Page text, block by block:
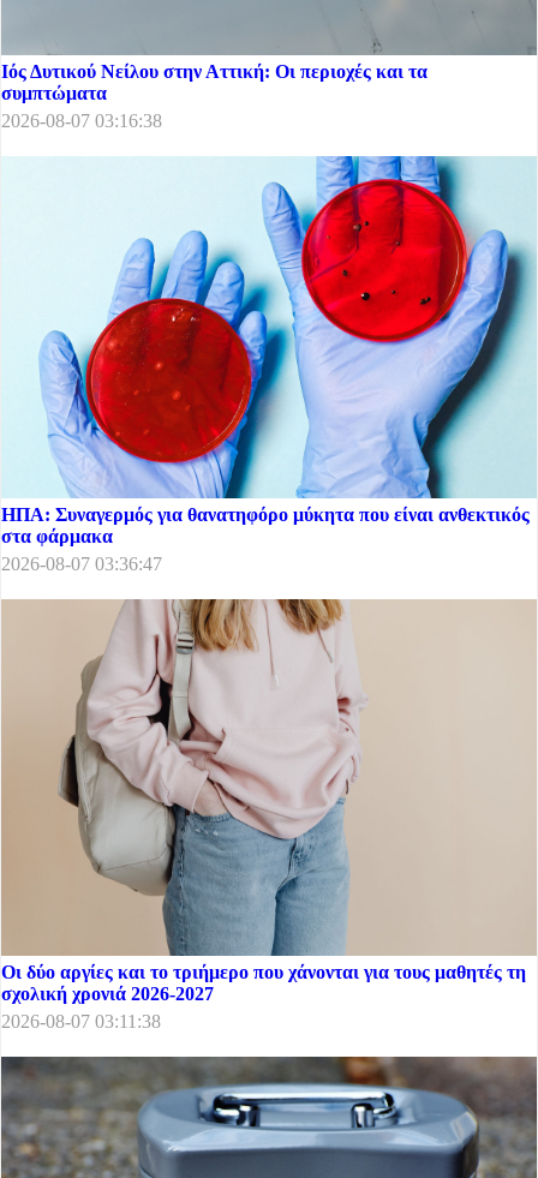
Ιός Δυτικού Νείλου στην Αττική: Οι περιοχές και τα
συμπτώματα
2026-08-07 03:16:38
ΗΠΑ: Συναγερμός για θανατηφόρο μύκητα που είναι ανθεκτικός
στα φάρμακα
2026-08-07 03:36:47
Οι δύο αργίες και το τριήμερο που χάνονται για τους μαθητές τη
σχολική χρονιά 2026-2027
2026-08-07 03:11:38